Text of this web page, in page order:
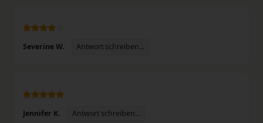
Severine W. Antwort schreiben...
Jennifer K. Antwort schreiben...